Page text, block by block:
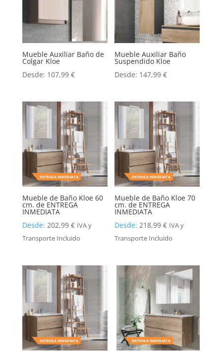
Mueble Auxiliar Baño de
Colgar Kloe
Desde: 107,99 €
Mueble Auxiliar Baño
Suspendido Kloe
Desde: 147,99€
ENTREGA INMEDIATA
Mueble de Baño Kloe 60
cm. de ENTREGA
INMEDIATA
Desde: 202,99 € IVA y
Transporte Incluido
ENTREGA INMEDIATA
Mueble de Baño Kloe 70
cm. de ENTREGA
INMEDIATA
Desde:218,99€ IVA y
Transporte Incluido
ENTREGA INMEDIATA ENTREGA INMEDIATA